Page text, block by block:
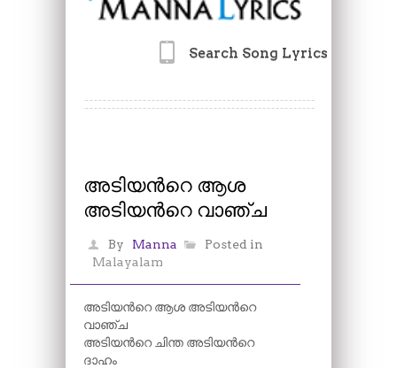
Search Song Lyrics
അടിയന്‍റെ ആശ
അടിയന്‍റെ വാഞ്ച
By Manna
Posted in
Malayalam
അടിയന്‍റെ ആശ അടിയന്‍റെ
വാഞ്ച
അടിയന്‍റെ ചിന്ത അടിയന്‍റെ
ദാഹം